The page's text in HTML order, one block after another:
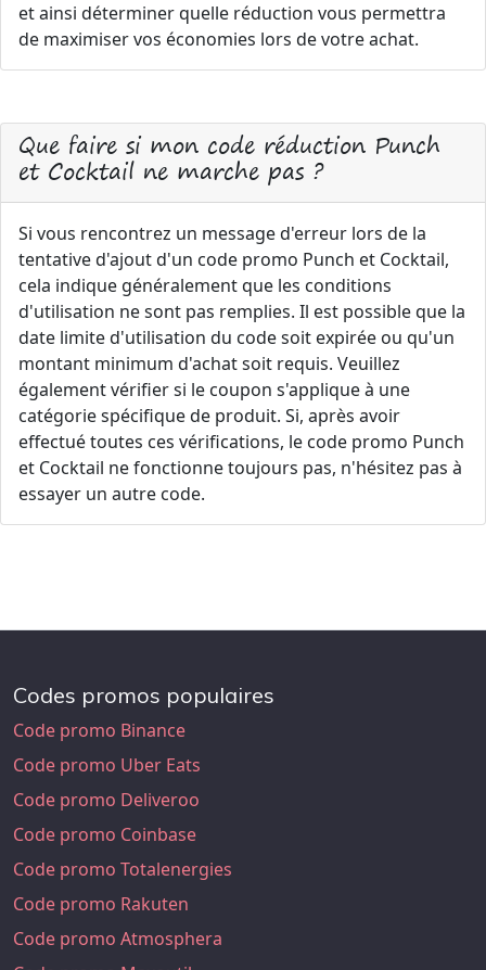
et ainsi déterminer quelle réduction vous permettra
de maximiser vos économies lors de votre achat.
Que faire si mon code réduction Punch
et Cocktail ne marche pas ?
Si vous rencontrez un message d'erreur lors de la
tentative d'ajout d'un code promo Punch et Cocktail,
cela indique généralement que les conditions
d'utilisation ne sont pas remplies. Il est possible que la
date limite d'utilisation du code soit expirée ou qu'un
montant minimum d'achat soit requis. Veuillez
également vérifier si le coupon s'applique à une
catégorie spécifique de produit. Si, après avoir
effectué toutes ces vérifications, le code promo Punch
et Cocktail ne fonctionne toujours pas, n'hésitez pas à
essayer un autre code.
Codes promos populaires
Code promo Binance
Code promo Uber Eats
Code promo Deliveroo
Code promo Coinbase
Code promo Totalenergies
Code promo Rakuten
Code promo Atmosphera